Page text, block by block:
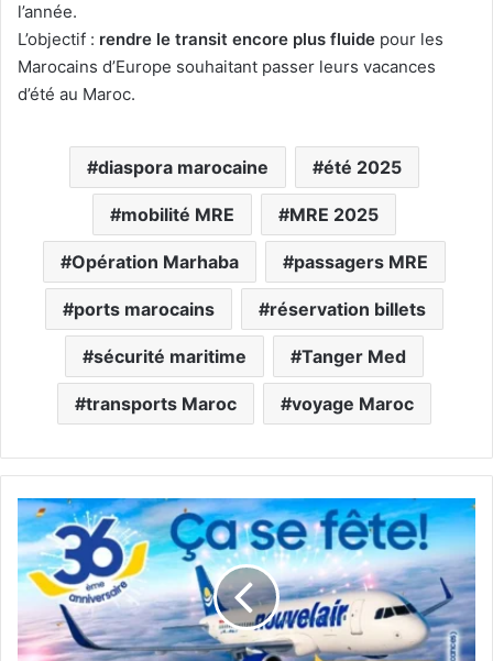
l’année.
L’objectif : rendre le transit encore plus fluide pour les
Marocains d’Europe souhaitant passer leurs vacances
d’été au Maroc.
diaspora marocaine été 2025
mobilité MRE MRE 2025
Opération Marhaba passagers MRE
ports marocains réservation billets
sécurité maritime Tanger Med
transports Maroc voyage Maroc
N
o
u
v
a